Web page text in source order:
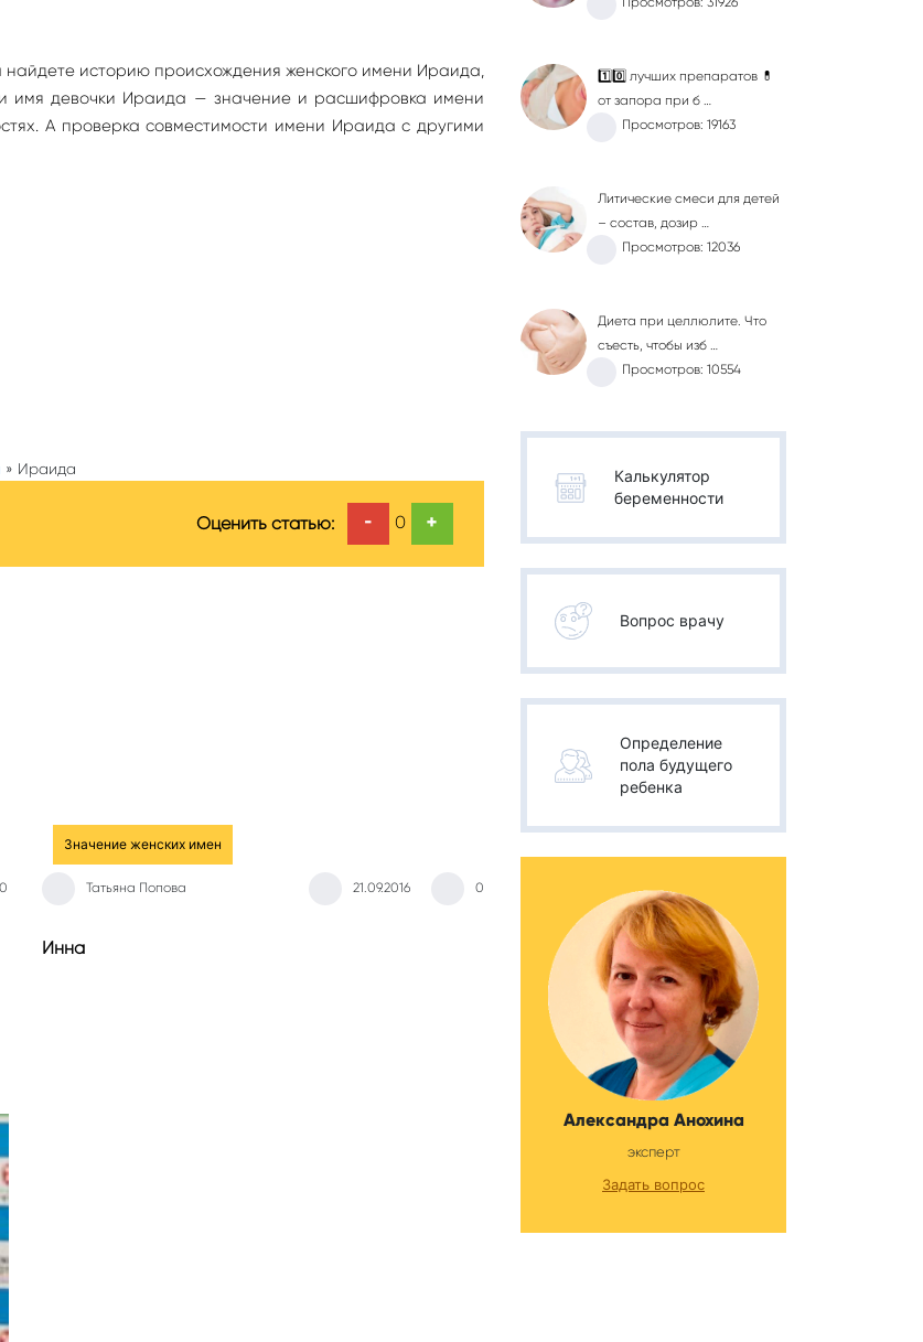
историю происхождения женского имени Ираида,
имя девочки Ираида — значение и расшифровка имени
А проверка совместимости имени Ираида с другими
» Ираида
Оценить статью: - 0 +
0
Значение женских имен
Татьяна Попова 21.09.2016 0
Инна
1️⃣0️⃣ лучших препаратов 💊
от запора при б …
Просмотров: 19163
Литические смеси для детей
– состав, дозир …
Просмотров: 12036
Диета при целлюлите. Что
съесть, чтобы изб …
Просмотров: 10554
Калькулятор
беременности
Вопрос врачу
Определение
пола будущего
ребенка
Александра Анохина
эксперт
Задать вопрос